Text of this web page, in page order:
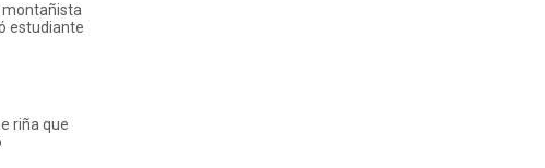
montañista
estudiante
riña que